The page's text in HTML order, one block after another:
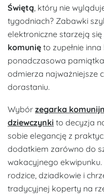
Świętą , który nie
tygodniach? Zabawki
elektroniczne starzeją
komunię to zupełnie
ponadczasowa
odmierza najważniejsze
dorastaniu.
Wybór zegarka
dziewczynki to decyzja
sobie elegancję z
dodatkiem zarówno do
wakacyjnego ekwipunku.
rodzice, dziadkowie i
tradycyjnej koperty na